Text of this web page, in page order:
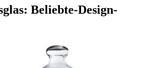
Beliebte-Design-